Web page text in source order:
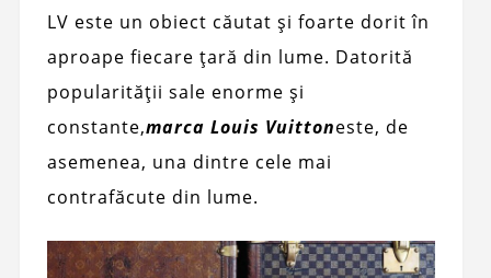
LV este un obiect căutat și foarte dorit în
aproape fiecare țară din lume. Datorită
popularității sale enorme și
constante,marca Louis Vuittoneste, de
asemenea, una dintre cele mai
contrafăcute din lume.